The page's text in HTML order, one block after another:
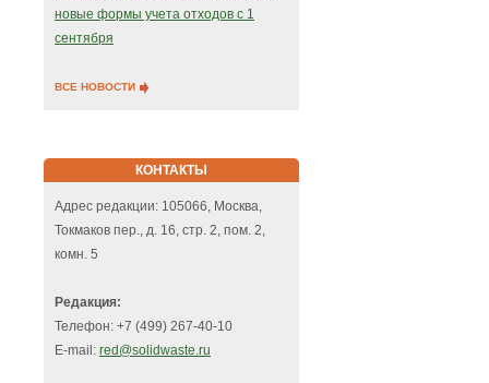
новые формы учета отходов с 1
сентября
ВСЕ НОВОСТИ
КОНТАКТЫ
Адрес редакции: 105066, Москва,
Токмаков пер., д. 16, стр. 2, пом. 2,
комн. 5
Редакция:
Телефон: +7 (499) 267-40-10
E-mail: red@solidwaste.ru